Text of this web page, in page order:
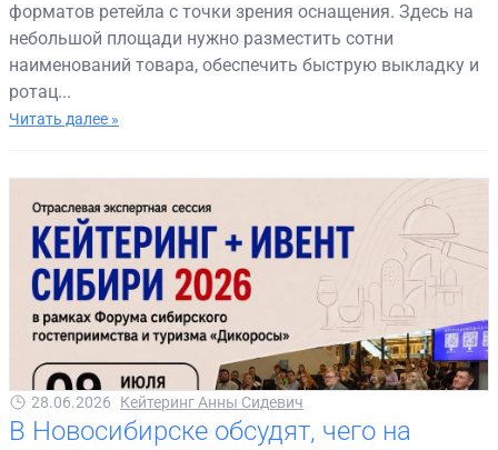
форматов ретейла с точки зрения оснащения. Здесь на
небольшой площади нужно разместить сотни
наименований товара, обеспечить быструю выкладку и
ротац...
Читать далее »
28.06.2026 Кейтеринг Анны Сидевич
В Новосибирске обсудят, чего на